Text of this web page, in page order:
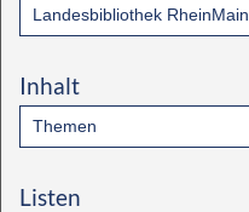
Landesbibliothek RheinMain
Inhalt
Themen
Listen